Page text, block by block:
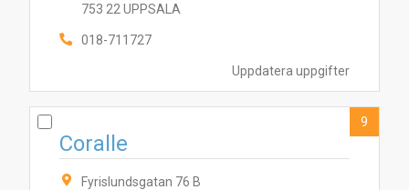
Uppdatera uppgifter
753 22 UPPSALA
018-711727
Coralle
Fyrislundsgatan 76 B
9